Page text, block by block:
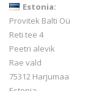
Estonia:
Provitek Balti Oü
Reti tee 4
Peetri alevik
Rae vald
75312 Harjumaa